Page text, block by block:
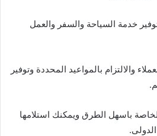
خدمة السياحة والسفر والعمل
والالتزام بالمواعيد المحددة وتوفير
باسهل الطرق ويمكنك استلامها